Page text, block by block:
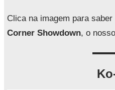
a
Clica na imagem para
Corner Showdown, o